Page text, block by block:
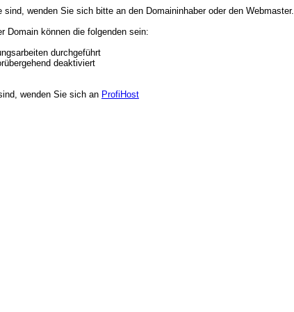
wenden Sie sich bitte an den Domaininhaber oder den Webmaster.
Domain können die folgenden sein:
durchgeführt
deaktiviert
wenden Sie sich an ProfiHost